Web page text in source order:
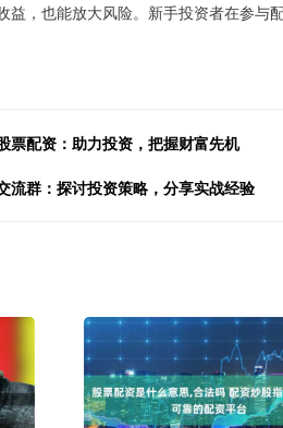
益，也能放大风险。新手投资者在参与
票配资：助力投资，把握财富先机
流群：探讨投资策略，分享实战经验